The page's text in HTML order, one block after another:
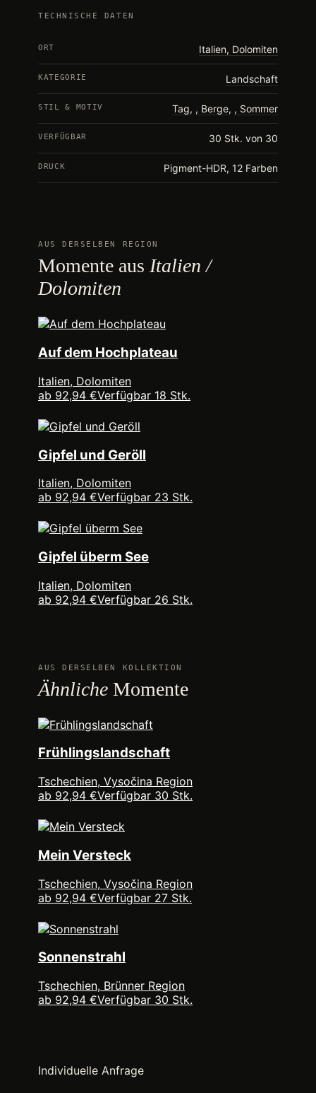
TECHNISCHE DATEN
ORT Italien, Dolomiten
KATEGORIE Landschaft
STIL & MOTIV Tag, Berge, Sommer
VERFÜGBAR 30 Stk. von 30
DRUCK Pigment-HDR, 12 Farben
AUS DERSELBEN REGION
Momente aus Italien /
Dolomiten
Auf dem Hochplateau
Italien, Dolomiten
ab 92,94 €Verfügbar 18 Stk.
Gipfel und Geröll
Italien, Dolomiten
ab 92,94 €Verfügbar 23 Stk.
Gipfel überm See
Italien, Dolomiten
ab 92,94 €Verfügbar 26 Stk.
AUS DERSELBEN KOLLEKTION
Ähnliche Momente
Frühlingslandschaft
Tschechien, Vysočina Region
ab 92,94 €Verfügbar 30 Stk.
Mein Versteck
Tschechien, Vysočina Region
ab 92,94 €Verfügbar 27 Stk.
Sonnenstrahl
Tschechien, Brünner Region
ab 92,94 €Verfügbar 30 Stk.
Individuelle Anfrage